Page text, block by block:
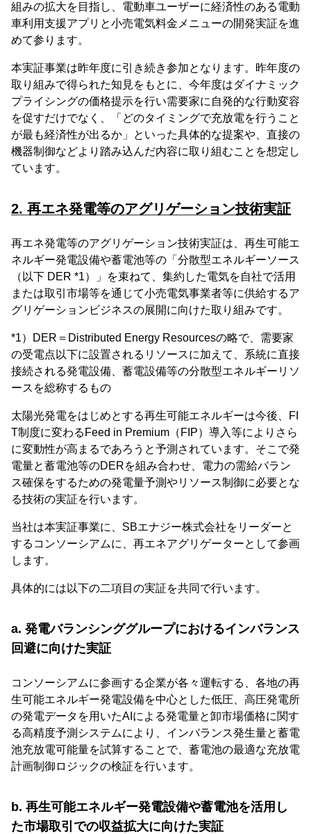
組みの拡大を目指し、電動車ユーザーに経済性のある電動
車利用支援アプリと小売電気料金メニューの開発実証を進
めて参ります。
本実証事業は昨年度に引き続き参加となります。昨年度の
取り組みで得られた知見をもとに、今年度はダイナミック
プライシングの価格提示を行い需要家に自発的な行動変容
を促すだけでなく、「どのタイミングで充放電を行うこと
が最も経済性が出るか」といった具体的な提案や、直接の
機器制御などより踏み込んだ内容に取り組むことを想定し
ています。
2. 再エネ発電等のアグリゲーション技術実証
再エネ発電等のアグリゲーション技術実証は、再生可能エ
ネルギー発電設備や蓄電池等の「分散型エネルギーソース
（以下 DER *1）」を束ねて、集約した電気を自社で活用
または取引市場等を通じて小売電気事業者等に供給するア
グリゲーションビジネスの展開に向けた取り組みです。
*1）DER＝Distributed Energy Resourcesの略で、需要家
の受電点以下に設置されるリソースに加えて、系統に直接
接続される発電設備、蓄電設備等の分散型エネルギーリソ
ースを総称するもの
太陽光発電をはじめとする再生可能エネルギーは今後、FI
T制度に変わるFeed in Premium（FIP）導入等によりさら
に変動性が高まるであろうと予測されています。そこで発
電量と蓄電池等のDERを組み合わせ、電力の需給バラン
ス確保をするための発電量予測やリソース制御に必要とな
る技術の実証を行います。
当社は本実証事業に、SBエナジー株式会社をリーダーと
するコンソーシアムに、再エネアグリゲーターとして参画
します。
具体的には以下の二項目の実証を共同で行います。
a. 発電バランシンググループにおけるインバランス
回避に向けた実証
コンソーシアムに参画する企業が各々運転する、各地の再
生可能エネルギー発電設備を中心とした低圧、高圧発電所
の発電データを用いたAIによる発電量と卸市場価格に関す
る高精度予測システムにより、インバランス発生量と蓄電
池充放電可能量を試算することで、蓄電池の最適な充放電
計画制御ロジックの検証を行います。
b. 再生可能エネルギー発電設備や蓄電池を活用し
た市場取引での収益拡大に向けた実証